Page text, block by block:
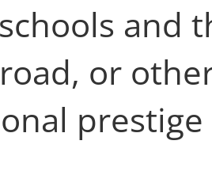
and
or
prestige